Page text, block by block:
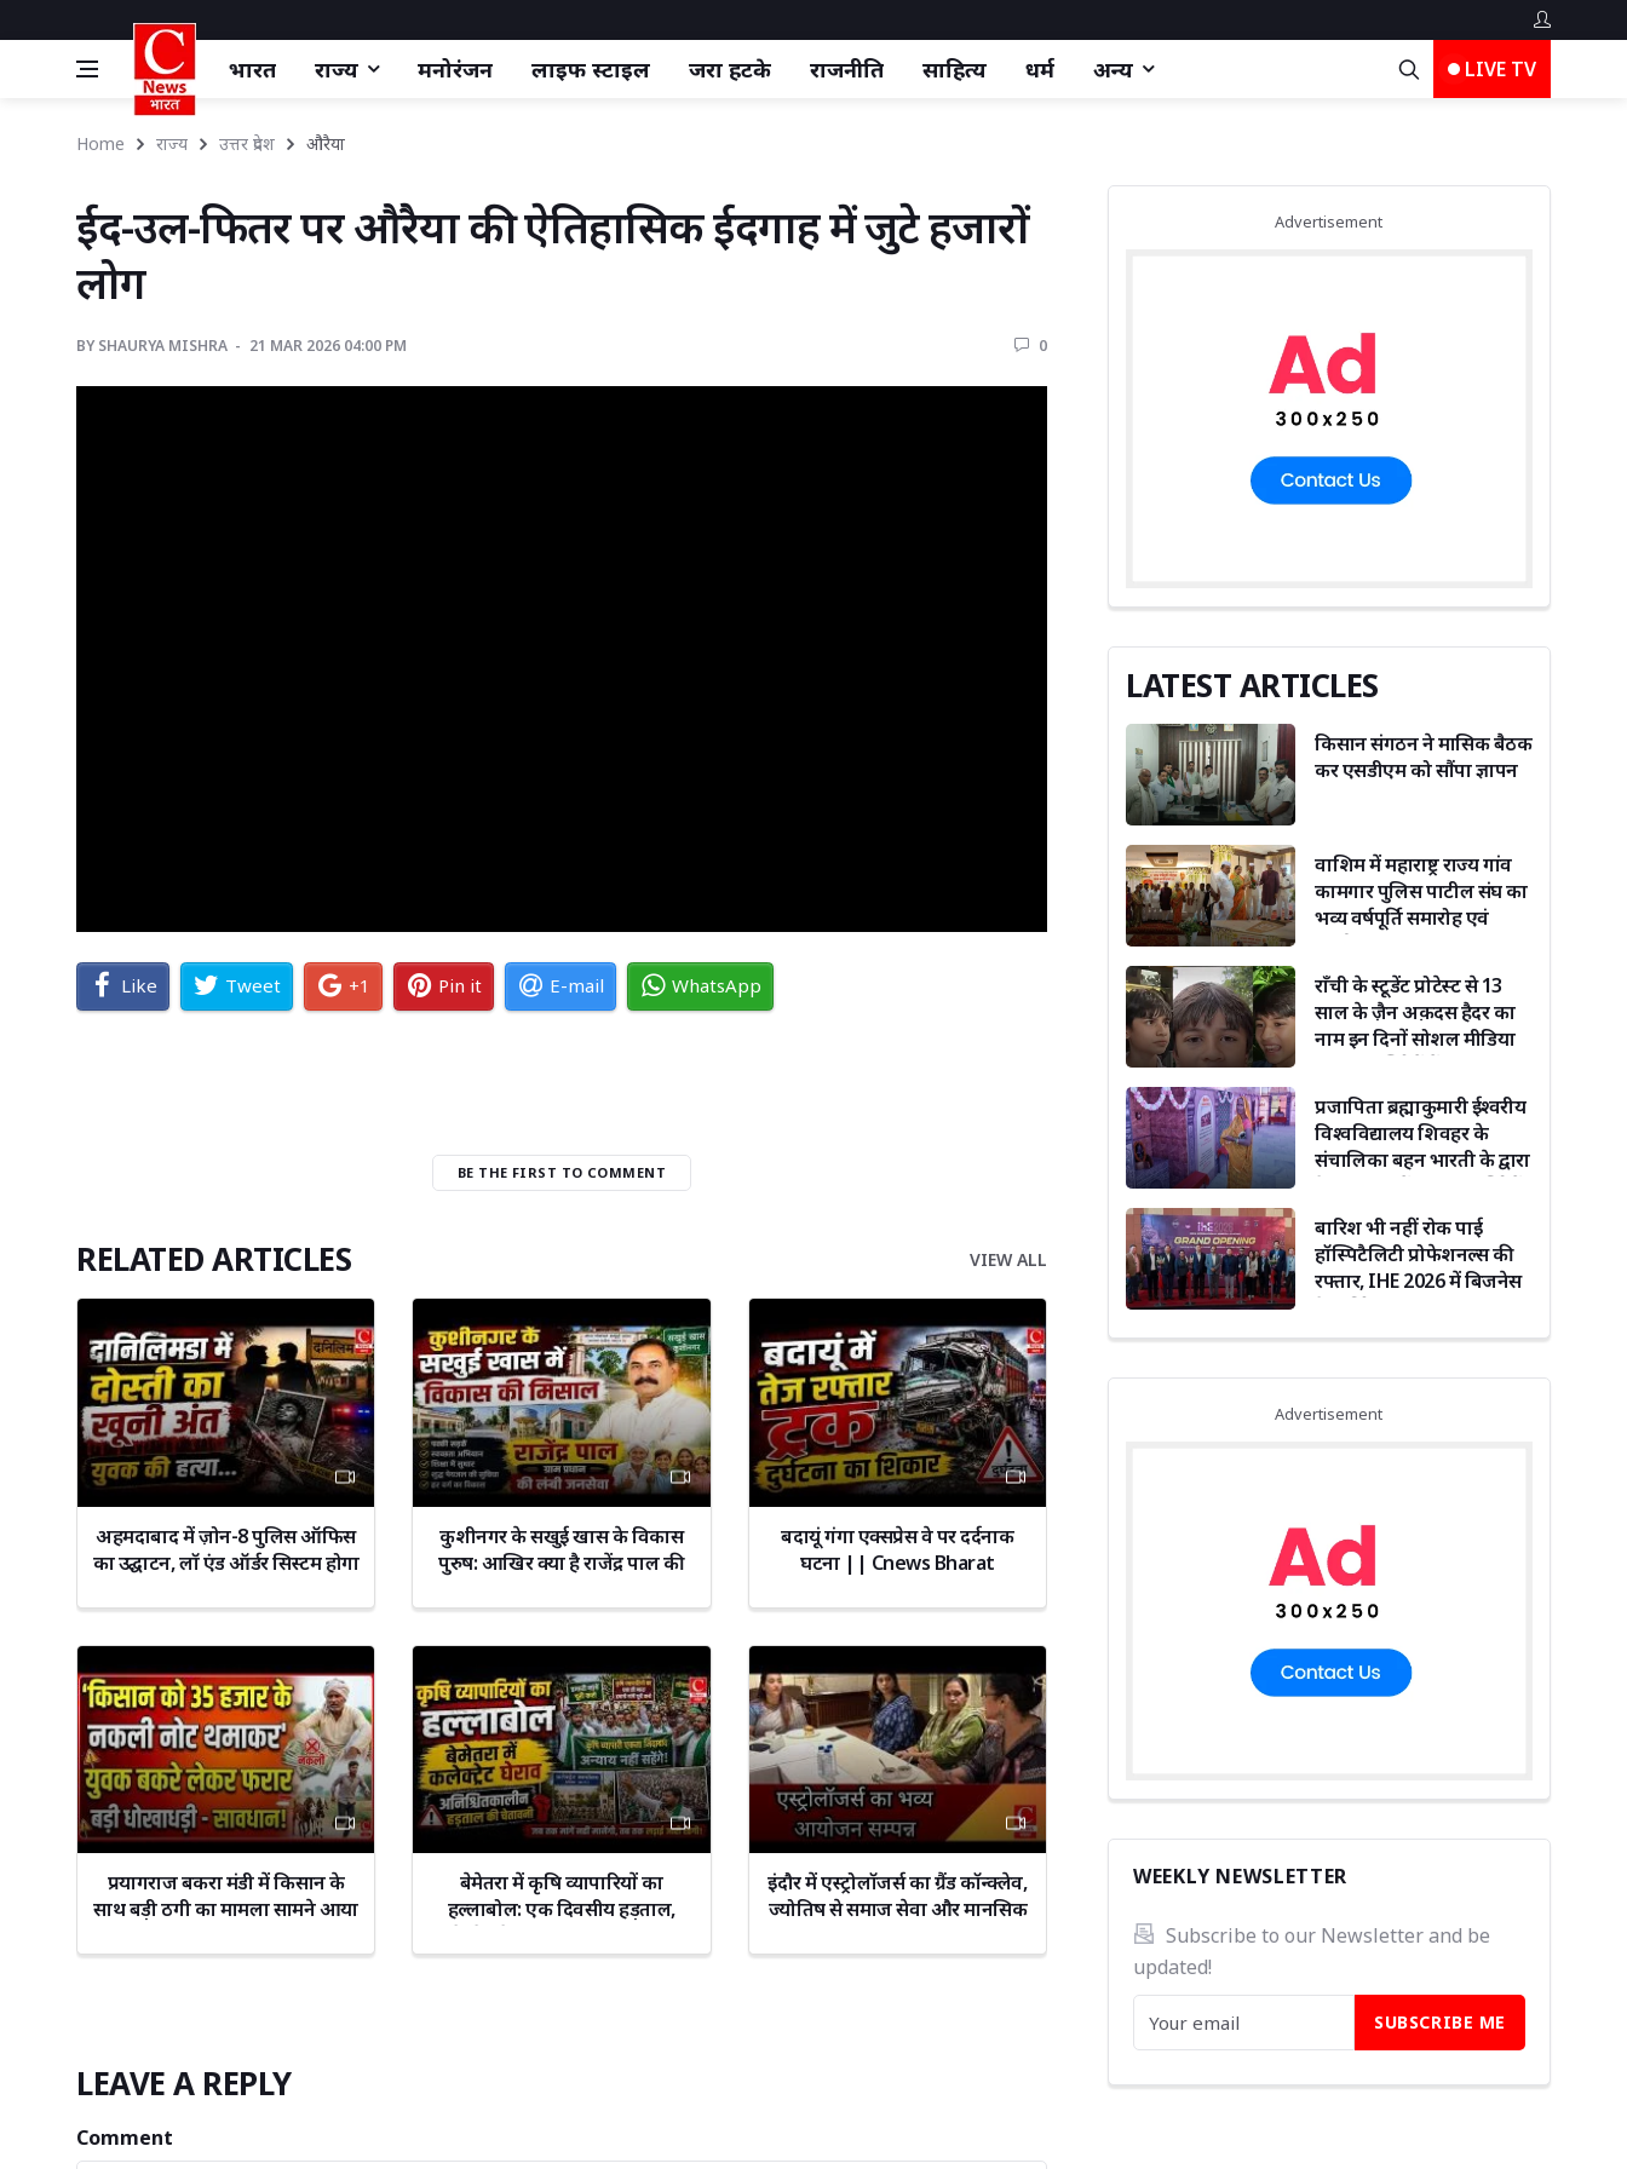
भारत राज्य मनोरंजन लाइफ स्‍टाइल जरा हटके राजनीति साहित्य धर्म अन्य LIVE TV
Home राज्य उत्तर प्रदेश औरैया
ईद-उल-फितर पर औरैया की ऐतिहासिक ईदगाह में जुटे हजारों
लोग
BY SHAURYA MISHRA 21 MAR 2026 04:00 PM 0
Like Tweet +1 Pin it E-mail WhatsApp
BE THE FIRST TO COMMENT
RELATED ARTICLES VIEW ALL
अहमदाबाद में ज़ोन-8 पुलिस ऑफिस
का उद्घाटन, लॉ एंड ऑर्डर सिस्टम होगा
कुशीनगर के सखुई खास के विकास
पुरुष: आखिर क्या है राजेंद्र पाल की
बदायूं गंगा एक्सप्रेस वे पर दर्दनाक
घटना || Cnews Bharat
प्रयागराज बकरा मंडी में किसान के
साथ बड़ी ठगी का मामला सामने आया
बेमेतरा में कृषि व्यापारियों का
हल्लाबोल: एक दिवसीय हड़ताल,
इंदौर में एस्ट्रोलॉजर्स का ग्रैंड कॉन्क्लेव,
ज्योतिष से समाज सेवा और मानसिक
LEAVE A REPLY
Comment
Advertisement
LATEST ARTICLES
किसान संगठन ने मासिक बैठक
कर एसडीएम को सौंपा ज्ञापन
वाशिम में महाराष्ट्र राज्य गांव
कामगार पुलिस पाटील संघ का
भव्य वर्षपूर्ति समारोह एवं
राँची के स्टूडेंट प्रोटेस्ट से 13
साल के ज़ैन अक़दस हैदर का
नाम इन दिनों सोशल मीडिया
प्रजापिता ब्रह्माकुमारी ईश्वरीय
विश्वविद्यालय शिवहर के
संचालिका बहन भारती के द्वारा
का हो रहा दर्शन
बारिश भी नहीं रोक पाई
हॉस्पिटैलिटी प्रोफेशनल्स की
रफ्तार, IHE 2026 में बिजनेस
Advertisement
WEEKLY NEWSLETTER
Subscribe to our Newsletter and be
updated!